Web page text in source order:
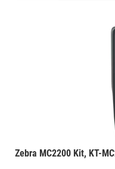
Zebra MC2200 Kit, KT-